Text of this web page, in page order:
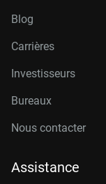
Blog
Carrières
Investisseurs
Bureaux
Nous contacter
Assistance